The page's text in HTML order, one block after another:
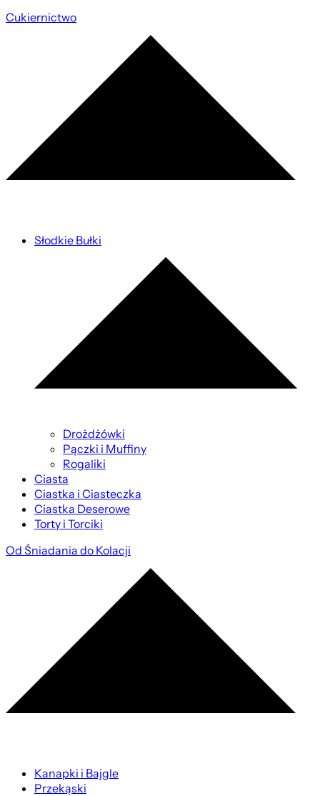
Cukiernictwo
Słodkie Bułki
Drożdżówki
Pączki i Muffiny
Rogaliki
Ciasta
Ciastka i Ciasteczka
Ciastka Deserowe
Torty i Torciki
Od Śniadania do Kolacji
Kanapki i Bajgle
Przekąski